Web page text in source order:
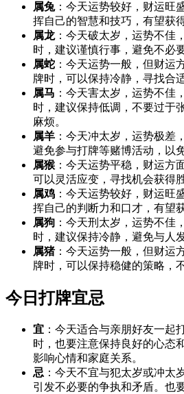
属兔：今天运势较好，财运旺
挥自己的智慧和技巧，有望获
属龙：今天破太岁，运势不佳
时，建议谨慎行事，避免不必
属蛇 ：今天运势一般，但财运
牌时，可以保持冷静，寻找合
属马 ：今天害太岁，运势不佳
时，建议保持低调，不要过于
麻烦。
属羊 ：今天冲太岁，运势极差
避免参与打牌等赌博活动，以
属猴 ：今天运势平稳，财运方
可以灵活应变，寻找机会获得胜
属鸡 ：今天运势较好，财运旺
挥自己的判断力和口才，有望
属狗 ：今天刑太岁，运势不佳
时，建议保持冷静，避免与人
属猪：今天运势一般，但财运
牌时，可以保持稳健的策略，
今日打牌宜忌
宜 ：今天适合与亲朋好友一起
时，也要注意保持良好的心态
影响心情和家庭关系。
忌 ：今天不宜与犯太岁或冲太
引发不必要的争执和矛盾。也